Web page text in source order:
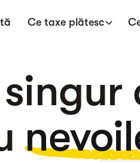
Ce taxe plătesc